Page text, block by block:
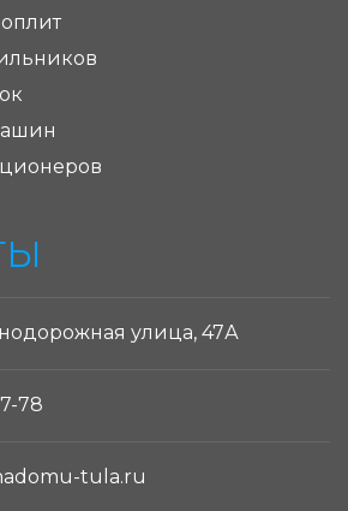
улица, 47А
78
tula.ru